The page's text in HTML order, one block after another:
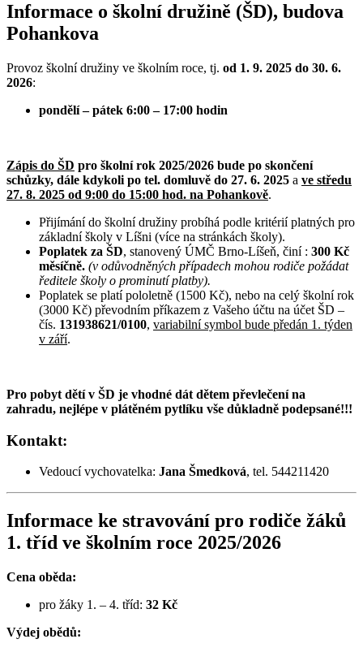
Informace o školní družině (ŠD), budova
Pohankova
Provoz školní družiny ve školním roce, tj. od 1. 9. 2025 do 30. 6.
2026:
pondělí – pátek 6:00 – 17:00 hodin
Zápis do ŠD pro školní rok 2025/2026 bude po skončení
schůzky, dále kdykoli po tel. domluvě do 27. 6. 2025 a ve středu
27. 8. 2025 od 9:00 do 15:00 hod. na Pohankově.
Přijímání do školní družiny probíhá podle kritérií platných pro
základní školy v Líšni (více na stránkách školy).
Poplatek za ŠD, stanovený ÚMČ Brno-Líšeň, činí : 300 Kč
měsíčně. (v odůvodněných případech mohou rodiče požádat
ředitele školy o prominutí platby).
Poplatek se platí pololetně (1500 Kč), nebo na celý školní rok
(3000 Kč) převodním příkazem z Vašeho účtu na účet ŠD –
čís. 131938621/0100, variabilní symbol bude předán 1. týden
v září.
Pro pobyt dětí v ŠD je vhodné dát dětem převlečení na
zahradu, nejlépe v plátěném pytlíku vše důkladně podepsané!!!
Kontakt:
Vedoucí vychovatelka: Jana Šmedková, tel. 544211420
Informace ke stravování pro rodiče žáků
1. tříd ve školním roce 2025/2026
Cena oběda:
pro žáky 1. – 4. tříd: 32 Kč
Výdej obědů: